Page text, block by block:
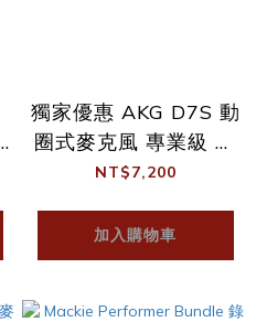
獨家優惠 AKG D7S 動
圈式麥克風 專業級 動
圈式 人聲麥克風 含收
NT$7,200
加入購物車